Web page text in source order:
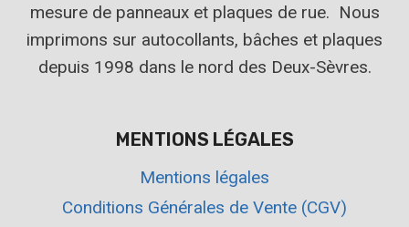
mesure de panneaux et plaques de rue. Nous
imprimons sur autocollants, bâches et plaques
depuis 1998 dans le nord des Deux-Sèvres.
MENTIONS LÉGALES
Mentions légales
Conditions Générales de Vente (CGV)